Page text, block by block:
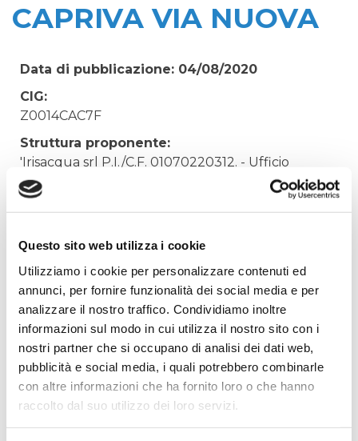
Questo sito web utilizza i cookie
Utilizziamo i cookie per personalizzare contenuti ed
annunci, per fornire funzionalità dei social media e per
analizzare il nostro traffico. Condividiamo inoltre
informazioni sul modo in cui utilizza il nostro sito con i
nostri partner che si occupano di analisi dei dati web,
pubblicità e social media, i quali potrebbero combinarle
con altre informazioni che ha fornito loro o che hanno
raccolto dal suo utilizzo dei loro servizi.
CAPRIVA VIA NUOVA
Data di pubblicazione: 04/08/2020
CIG:
Z0014CAC7F
Struttura proponente:
'Irisacqua srl P.I./C.F. 01070220312. - Ufficio
Tecnico
Oggetto:
CAPRIVA VIA NUOVA
Elenco operatori invitati:
Codice Fiscale:
Procedura di scelta:
Affidamento ai sensi del Regolamento Generale
Aziendale per Lavori Servizi e Forniture (art.238,
comma 7 d.lgs. 163/2006)
Aggiudicatario Nome:
C.E.V. CONSORZIO EDILI VENETI SOC.COOP -